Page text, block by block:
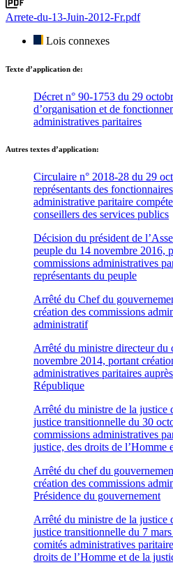
Arrete-du-13-Juin-2012-Fr.pdf
Lois connexes
Texte d’application de:
Décret n° 90-1753 du 29
d’organisation et de
administratives paritaires
Autres textes d’application:
Circulaire n° 2018-28 du 29
représentants des
administrative paritaire
conseillers des services publics
Décision du président de
peuple du 14 novembre 2016,
commissions administratives
représentants du peuple
Arrêté du Chef du
création des commissions
administratif
Arrêté du ministre directeur du
novembre 2014, portant
administratives paritaires
République
Arrêté du ministre de la justice
justice transitionnelle du 30
commissions administratives
justice, des droits de l’Homme
Arrêté du chef du
création des commissions
Présidence du gouvernement
Arrêté du ministre de la justice
justice transitionnelle du 7
comités administratives
droits de l’Homme et de la